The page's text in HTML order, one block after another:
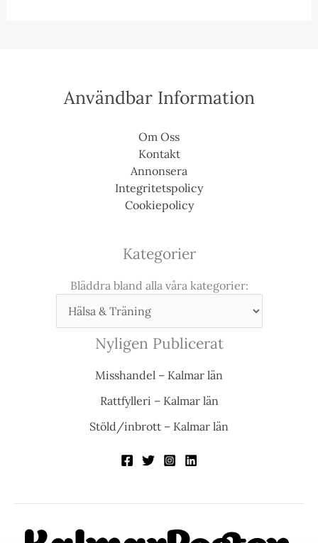
Användbar Information
Om Oss
Kontakt
Annonsera
Integritetspolicy
Cookiepolicy
Kategorier
Bläddra bland alla våra kategorier:
Nyligen Publicerat
Misshandel – Kalmar län
Rattfylleri – Kalmar län
Stöld/inbrott – Kalmar län